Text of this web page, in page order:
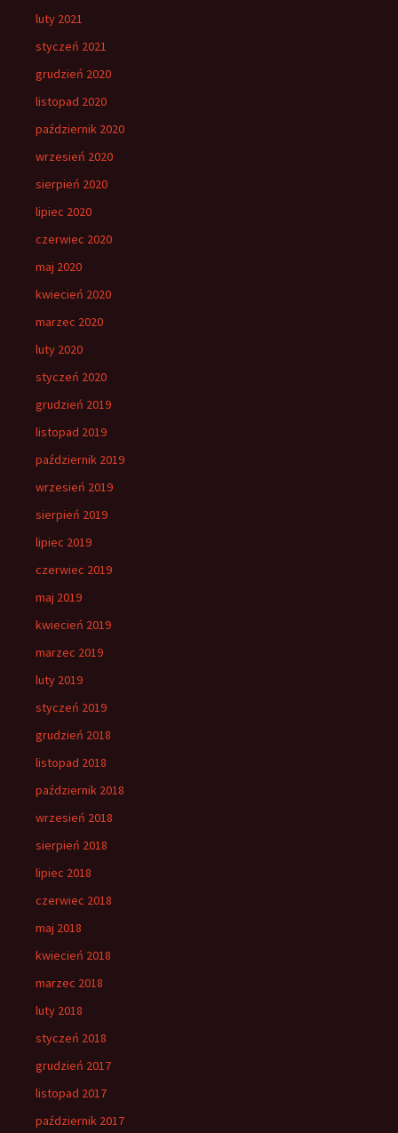
luty 2021
styczeń 2021
grudzień 2020
listopad 2020
październik 2020
wrzesień 2020
sierpień 2020
lipiec 2020
czerwiec 2020
maj 2020
kwiecień 2020
marzec 2020
luty 2020
styczeń 2020
grudzień 2019
listopad 2019
październik 2019
wrzesień 2019
sierpień 2019
lipiec 2019
czerwiec 2019
maj 2019
kwiecień 2019
marzec 2019
luty 2019
styczeń 2019
grudzień 2018
listopad 2018
październik 2018
wrzesień 2018
sierpień 2018
lipiec 2018
czerwiec 2018
maj 2018
kwiecień 2018
marzec 2018
luty 2018
styczeń 2018
grudzień 2017
listopad 2017
październik 2017